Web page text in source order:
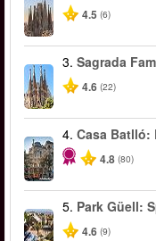
4.5 (6)
3. Sagrada
4.6 (22)
4. Casa Batlló:
4.8 (80)
5. Park Güell:
4.6 (9)